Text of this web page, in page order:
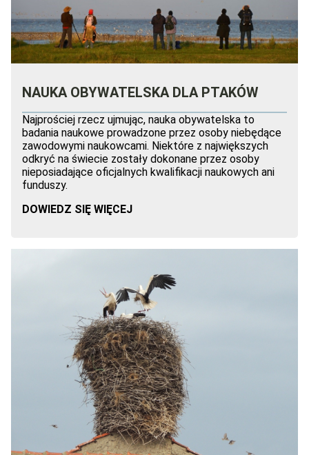
NAUKA OBYWATELSKA DLA PTAKÓW
Najprościej rzecz ujmując, nauka obywatelska to
badania naukowe prowadzone przez osoby niebędące
zawodowymi naukowcami. Niektóre z największych
odkryć na świecie zostały dokonane przez osoby
nieposiadające oficjalnych kwalifikacji naukowych ani
funduszy.
DOWIEDZ SIĘ WIĘCEJ